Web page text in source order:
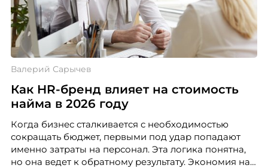
Валерий Сарычев
Как HR-бренд влияет на стоимость
найма в 2026 году
Когда бизнес сталкивается с необходимостью
сокращать бюджет, первыми под удар попадают
именно затраты на персонал. Эта логика понятна,
но она ведет к обратному результату. Экономия на